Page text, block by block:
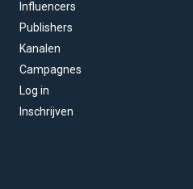
Influencers
Publishers
Kanalen
Campagnes
Log in
Inschrijven